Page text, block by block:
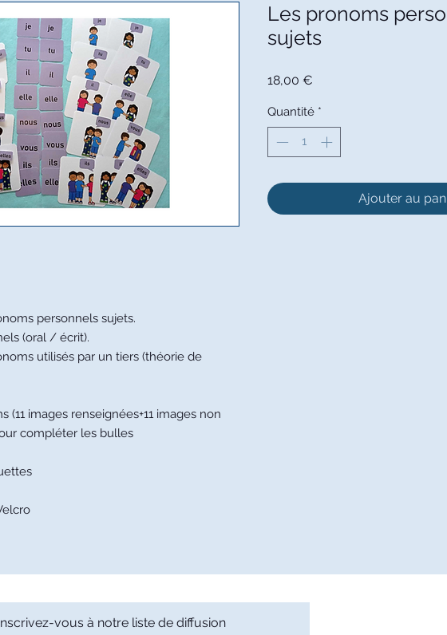
personnels sujets.
(oral / écrit).
utilisés par un tiers (théorie de
(11 images renseignées+11 images non
compléter les bulles
Les pronoms
sujets
18,00 €
Quantité *
Ajouter au
vous à notre liste de diffusion